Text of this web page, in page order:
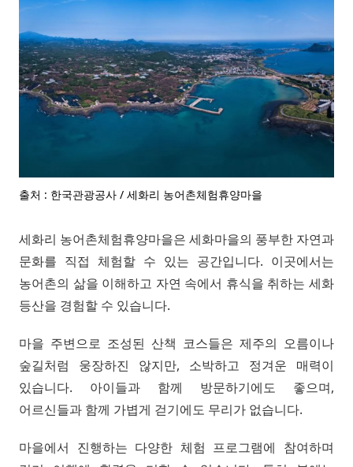
출처 : 한국관광공사 / 세화리 농어촌체험휴양마을
세화리 농어촌체험휴양마을은 세화마을의 풍부한 자연과
문화를 직접 체험할 수 있는 공간입니다. 이곳에서는
농어촌의 삶을 이해하고 자연 속에서 휴식을 취하는 세화
등산을 경험할 수 있습니다.
마을 주변으로 조성된 산책 코스들은 제주의 오름이나
숲길처럼 웅장하진 않지만, 소박하고 정겨운 매력이
있습니다. 아이들과 함께 방문하기에도 좋으며,
어르신들과 함께 가볍게 걷기에도 무리가 없습니다.
마을에서 진행하는 다양한 체험 프로그램에 참여하며